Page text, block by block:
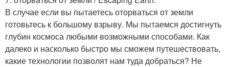
В случае если вы пытаетесь оторваться от земли
готовьтесь к большому взрыву. Мы пытаемся достигнуть
глубин космоса любыми возможными способами. Как
далеко и насколько быстро мы сможем путешествовать,
какие технологии позволят нам туда добраться? Не